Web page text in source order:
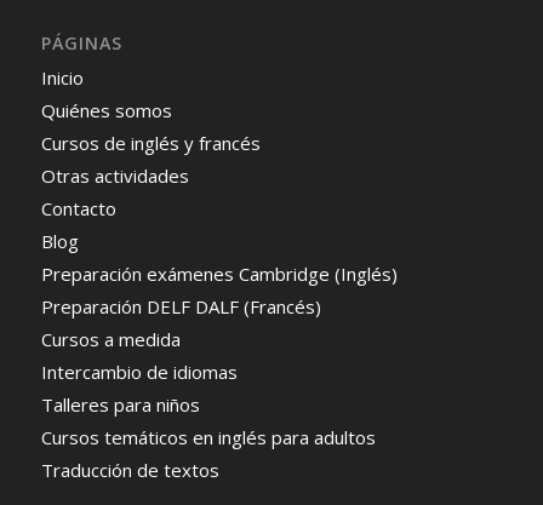
PÁGINAS
Inicio
Quiénes somos
Cursos de inglés y francés
Otras actividades
Contacto
Blog
Preparación exámenes Cambridge (Inglés)
Preparación DELF DALF (Francés)
Cursos a medida
Intercambio de idiomas
Talleres para niños
Cursos temáticos en inglés para adultos
Traducción de textos